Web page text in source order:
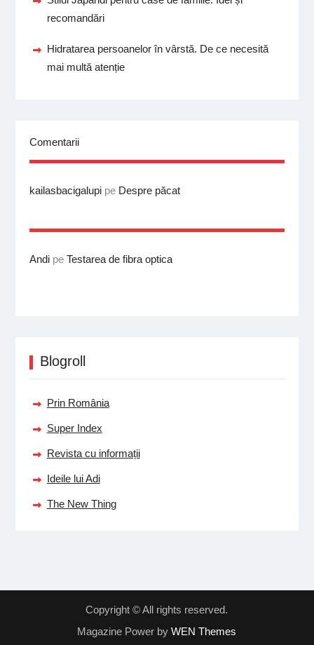
recomandări
Hidratarea persoanelor în vârstă. De ce necesită
mai multă atenție
Comentarii
kailasbacigalupipe Despre păcat
Andipe Testarea de fibra optica
Blogroll
Prin România
Super Index
Revista cu informații
Ideile lui Adi
The New Thing
Copyright © All rights reserved.
Magazine Power byWEN Themes